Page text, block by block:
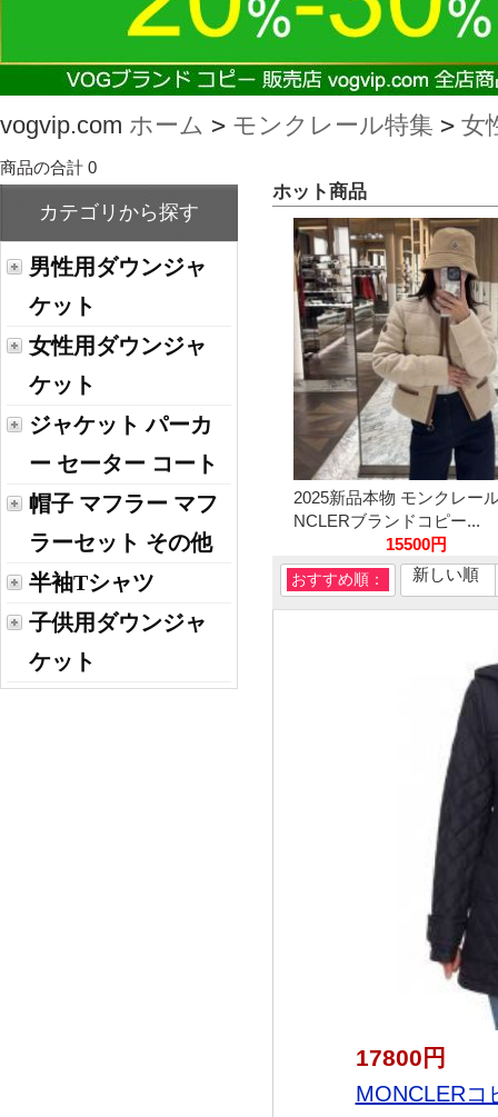
vogvip.com ホーム > モンクレール特集 > 女
商品の合計 0
カテゴリから探す
男性用ダウンジャ
ケット
女性用ダウンジャ
ケット
ジャケット パーカ
ー セーター コート
帽子 マフラー マフ
ラーセット その他
半袖Tシャツ
子供用ダウンジャ
ケット
ホット商品
2025新品本物 モンクレー
NCLERブランドコピー...
15500円
おすすめ順： 新しい順
17800円
MONCLERコ